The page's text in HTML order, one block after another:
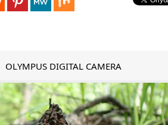
OLYMPUS DIGITAL CAMERA